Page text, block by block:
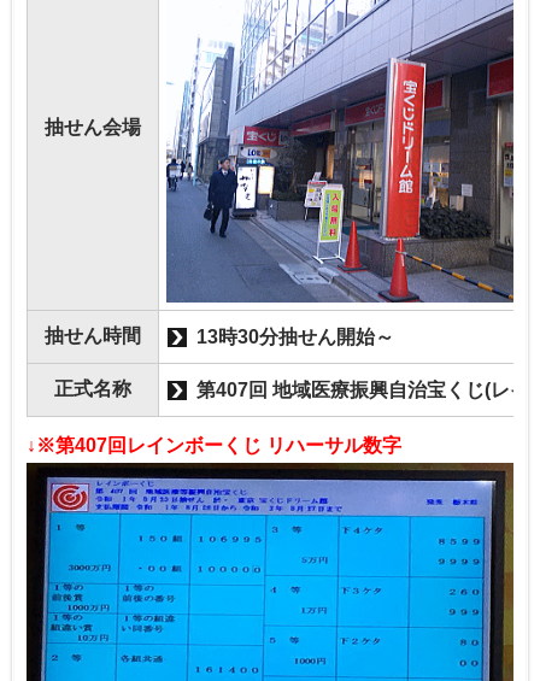
抽せん会場
抽せん時間 13時30分抽せん開始～
正式名称 第407回 地域医療振興自治宝くじ(レイ
↓※第407回レインボーくじ リハーサル数字